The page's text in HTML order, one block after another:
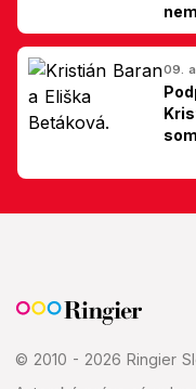
09.
© 2010 - 2026 Ringier